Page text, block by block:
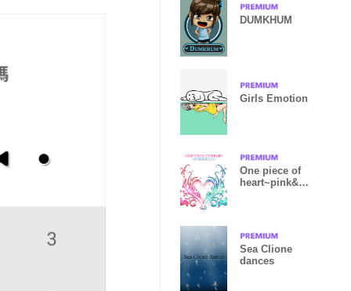
DUMKHUM
Girls Emotion
One piece of
heart~pink&Bl
Sea Clione
dances